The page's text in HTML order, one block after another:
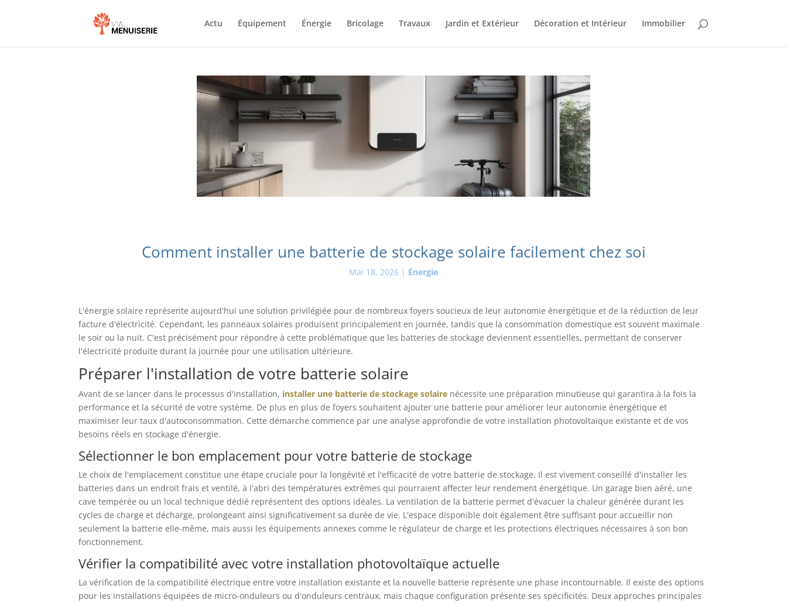
Actu Équipement Énergie Bricolage Travaux Jardin et Extérieur Décoration et Intérieur Immobilier
Comment installer une batterie de stockage solaire facilement chez soi
Mai 18, 2026 | Énergie
L'énergie solaire représente aujourd'hui une solution privilégiée pour de nombreux foyers soucieux de leur autonomie énergétique et de la réduction de leur
facture d'électricité. Cependant, les panneaux solaires produisent principalement en journée, tandis que la consommation domestique est souvent maximale
le soir ou la nuit. C'est précisément pour répondre à cette problématique que les batteries de stockage deviennent essentielles, permettant de conserver
l'électricité produite durant la journée pour une utilisation ultérieure.
Préparer l'installation de votre batterie solaire
Avant de se lancer dans le processus d'installation, installer une batterie de stockage solaire nécessite une préparation minutieuse qui garantira à la fois la
performance et la sécurité de votre système. De plus en plus de foyers souhaitent ajouter une batterie pour améliorer leur autonomie énergétique et
maximiser leur taux d'autoconsommation. Cette démarche commence par une analyse approfondie de votre installation photovoltaïque existante et de vos
besoins réels en stockage d'énergie.
Sélectionner le bon emplacement pour votre batterie de stockage
Le choix de l'emplacement constitue une étape cruciale pour la longévité et l'efficacité de votre batterie de stockage. Il est vivement conseillé d'installer les
batteries dans un endroit frais et ventilé, à l'abri des températures extrêmes qui pourraient affecter leur rendement énergétique. Un garage bien aéré, une
cave tempérée ou un local technique dédié représentent des options idéales. La ventilation de la batterie permet d'évacuer la chaleur générée durant les
cycles de charge et décharge, prolongeant ainsi significativement sa durée de vie. L'espace disponible doit également être suffisant pour accueillir non
seulement la batterie elle-même, mais aussi les équipements annexes comme le régulateur de charge et les protections électriques nécessaires à son bon
fonctionnement.
Vérifier la compatibilité avec votre installation photovoltaïque actuelle
La vérification de la compatibilité électrique entre votre installation existante et la nouvelle batterie représente une phase incontournable. Il existe des options
pour les installations équipées de micro-onduleurs ou d'onduleurs centraux, mais chaque configuration présente ses spécificités. Deux approches principales